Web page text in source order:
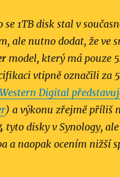
se 1TB disk stal v
ale nutno dodat, že ve
model, který má pouze
vtipně označili za
Western Digital
) a výkonu zřejmě příliš
tyto disky v Synology,
a naopak ocením nižší